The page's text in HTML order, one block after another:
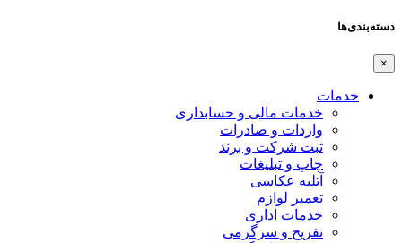
دسته‌بندی‌ها
×
خدمات
خدمات مالی و حسابداری
واردات و صادرات
ثبت شرکت و برند
چاپ و تبلیغات
آتلیه عکاسی
تعمیر لوازم
خدمات اداری
تفریح و سرگرمی